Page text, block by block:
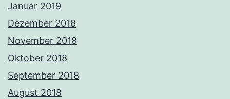
Januar 2019
Dezember 2018
November 2018
Oktober 2018
September 2018
August 2018